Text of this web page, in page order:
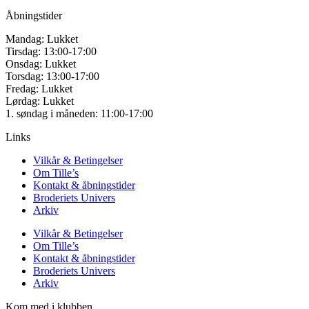
Åbningstider
Mandag: Lukket
Tirsdag: 13:00-17:00
Onsdag: Lukket
Torsdag: 13:00-17:00
Fredag: Lukket
Lørdag: Lukket
1. søndag i måneden: 11:00-17:00
Links
Vilkår & Betingelser
Om Tille’s
Kontakt & åbningstider
Broderiets Univers
Arkiv
Vilkår & Betingelser
Om Tille’s
Kontakt & åbningstider
Broderiets Univers
Arkiv